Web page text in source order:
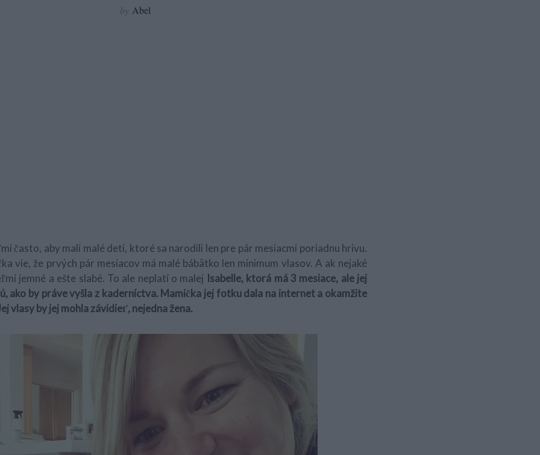
by Abel
často, aby mali malé deti, ktoré sa narodili len pre pár mesiacmi poriadnu hrivu.
vie, že prvých pár mesiacov má malé bábätko len minimum vlasov. A ak nejaké
jemné a ešte slabé. To ale neplatí o malej Isabelle, ktorá má 3 mesiace, ale jej
ako by práve vyšla z kaderníctva. Mamička jej fotku dala na internet a okamžite
vlasy by jej mohla závidieť, nejedna žena.